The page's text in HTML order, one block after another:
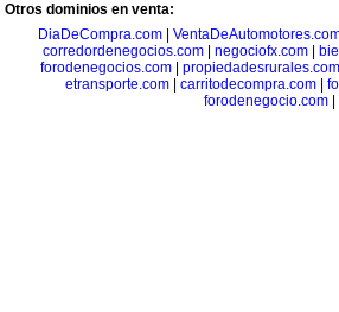
Otros dominios en venta:
DiaDeCompra.com|
corredordenegocios.com
negociofx.com
forodenegocios.com
propiedadesrurales.com
etransporte.com
carritodecompra.com
forodenegocio.com|